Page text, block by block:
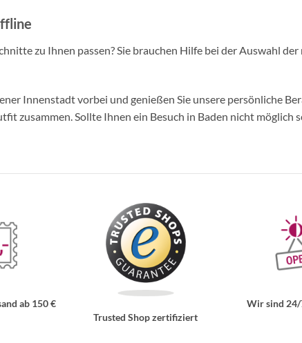
zu Ihnen passen? Sie brauchen Hilfe bei der Auswahl
Innenstadt vorbei und genießen Sie unsere persönliche
zusammen. Sollte Ihnen ein Besuch in Baden nicht möglich
ab 150 €
Trusted Shop zertifiziert
Wir sind